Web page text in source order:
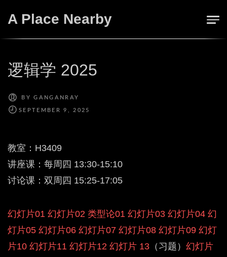
A Place Nearby
逻辑学 2025
BYGANGANRAY
教室：H3409
讲座课：每周四 13:30-15:10
讨论课：双周四 15:25-17:05
幻灯片01 幻灯片02 类型论01 幻灯片03 幻灯片04 幻
灯片05 幻灯片06 幻灯片07 幻灯片08 幻灯片09 幻灯
片10 幻灯片11 幻灯片12 幻灯片 13 （习题） 幻灯片